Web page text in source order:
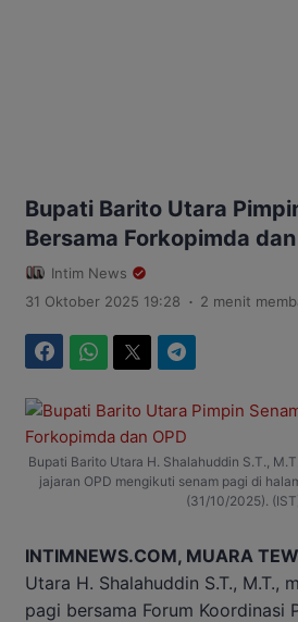
Bupati Barito Utara
Bersama Forkopimda dan
Intim News
31 Oktober 2025 19:28 . 2 menit
Bupati Barito Utara H. Shalahuddin S.T.,
jajaran OPD mengikuti senam pagi di
(31/10/2025).
INTIMNEWS.COM, MUARA
Utara H. Shalahuddin S.T., M.T.,
pagi bersama Forum Koordinasi